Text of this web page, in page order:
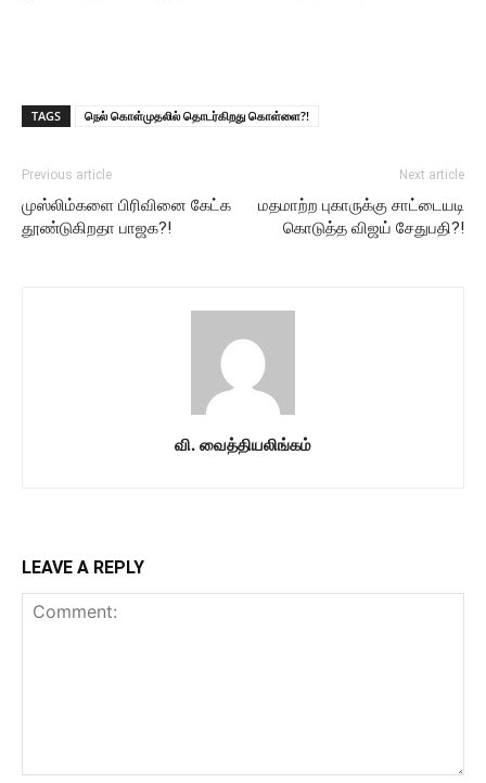
TAGS நெல் கொள்முதலில் தொடர்கிறது கொள்ளை?!
Previous article
முஸ்லிம்களை பிரிவினை கேட்க
தூண்டுகிறதா பாஜக?!
Next article
மதமாற்ற புகாருக்கு சாட்டையடி
கொடுத்த விஜய் சேதுபதி?!
வி. வைத்தியலிங்கம்
LEAVE A REPLY